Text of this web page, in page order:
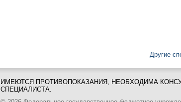
Другие
ИМЕЮТСЯ ПРОТИВОПОКАЗАНИЯ, НЕОБХОДИМА
СПЕЦИАЛИСТА.